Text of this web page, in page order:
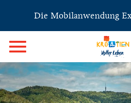
Die Mobilanwendung